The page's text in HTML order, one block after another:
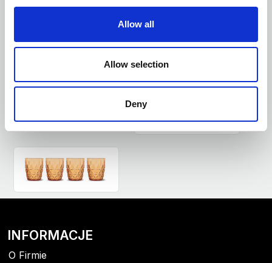
Allow all
Allow selection
Deny
ZOBACZ PODOBNE PRODUKTY
INFORMACJE
O Firmie